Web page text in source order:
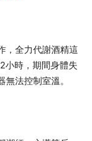
，全力代謝酒精這
小時，期間身體失
法控制室溫。